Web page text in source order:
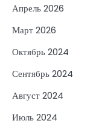
Апрель 2026
Март 2026
Октябрь 2024
Сентябрь 2024
Август 2024
Июль 2024